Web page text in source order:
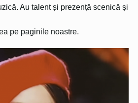
Au talent și prezență scenică și
pe paginile noastre.